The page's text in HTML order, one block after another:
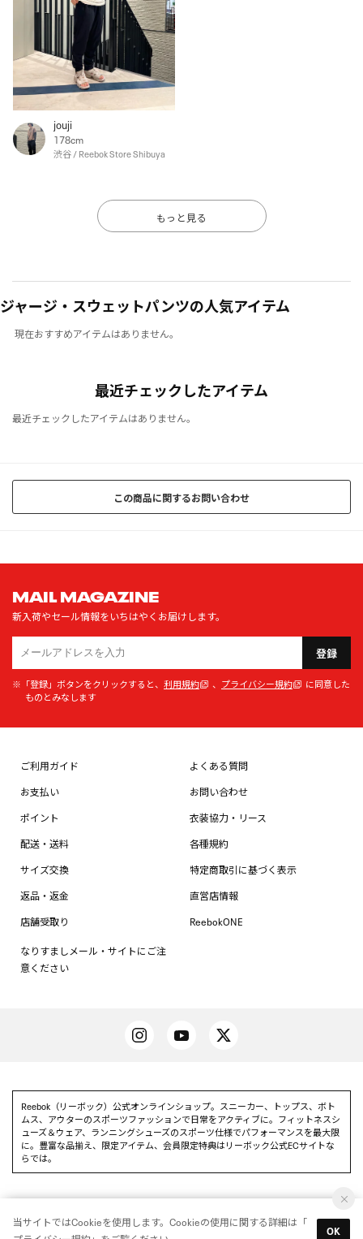
Reebok 公式アプリを使って
アプリを使う
jouji
178cm
渋谷 / Reebok Store Shibuya
もっと見る
ジャージ・スウェットパンツの人気アイテム
現在おすすめアイテムはありません。
最近チェックしたアイテム
最近チェックしたアイテムはありません。
この商品に関するお問い合わせ
MAIL MAGAZINE
新入荷やセール情報をいちはやくお届けします。
登録
※「登録」ボタンをクリックすると、 利用規約 、 プライバシー規約
に同意した
ものとみなします
ご利用ガイド
お支払い
ポイント
配送・送料
サイズ交換
返品・返金
店舗受取り
なりすましメール・サイトにご注
意ください
よくある質問
お問い合わせ
衣装協力・リース
各種規約
特定商取引に基づく表示
直営店情報
ReebokONE
Reebok（リーボック）公式オンラインショップ。スニーカー、トップス、ボト
ムス、アウターのスポーツファッションで日常をアクティブに。フィットネスシ
ューズ＆ウェア、ランニングシューズのスポーツ仕様でパフォーマンスを最大限
に。豊富な品揃え、限定アイテム、会員限定特典はリーボック公式ECサイトな
らでは。
当サイトではCookieを使用します。Cookieの使用に関する詳細は「
OK